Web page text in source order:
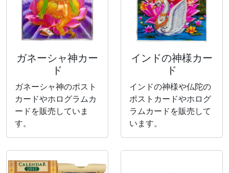
ガネーシャ神カー
ド
ガネーシャ神のポスト
カードやホログラムカ
ードを販売していま
す。
インドの神様カー
ド
インドの神様や仏陀の
ポストカードやホログ
ラムカードを販売して
います。